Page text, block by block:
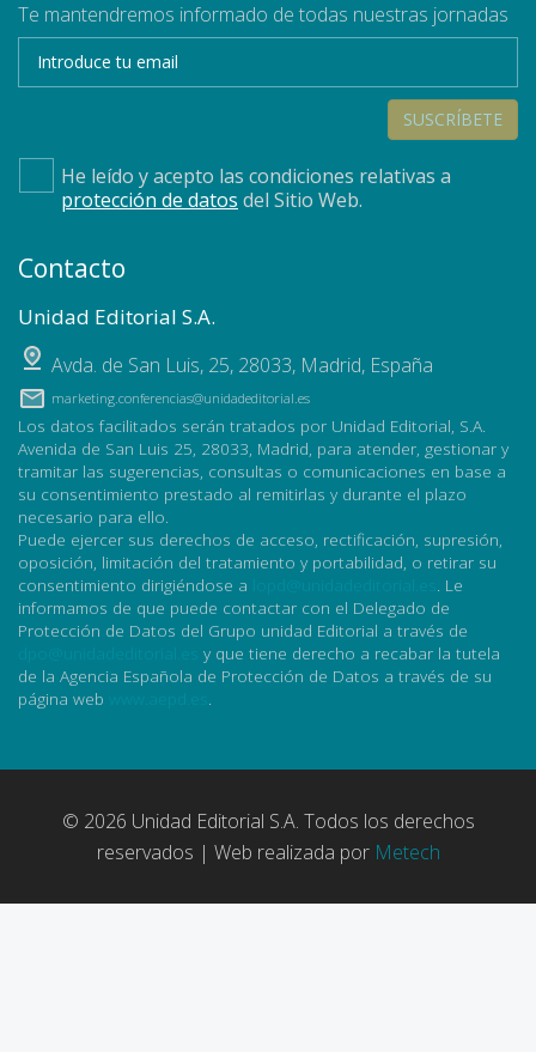
Te mantendremos informado de todas nuestras jornadas
SUSCRÍBETE
He leído y acepto las condiciones relativas a
protección de datos del Sitio Web.
Contacto
Unidad Editorial S.A.
Avda. de San Luis, 25, 28033, Madrid, España
marketing.conferencias@unidadeditorial.es
Los datos facilitados serán tratados por Unidad Editorial, S.A.
Avenida de San Luis 25, 28033, Madrid, para atender, gestionar y
tramitar las sugerencias, consultas o comunicaciones en base a
su consentimiento prestado al remitirlas y durante el plazo
necesario para ello.
Puede ejercer sus derechos de acceso, rectificación, supresión,
oposición, limitación del tratamiento y portabilidad, o retirar su
consentimiento dirigiéndose a
. Le
informamos de que puede contactar con el Delegado de
Protección de Datos del Grupo unidad Editorial a través de
y que tiene derecho a recabar la tutela
de la Agencia Española de Protección de Datos a través de su
página web
.
© 2026 Unidad Editorial S.A. Todos los derechos
reservados | Web realizada por Metech